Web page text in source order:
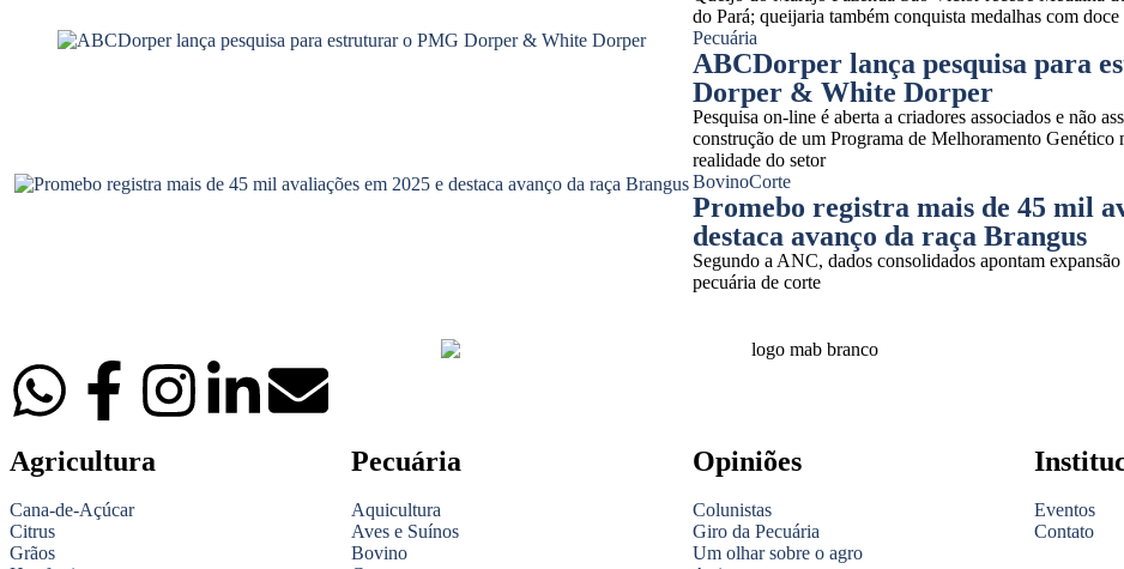
do Pará; queijaria também conquista medalhas com
Pecuária
ABCDorper lança pesquisa para
Dorper & White Dorper
Pesquisa on-line é aberta a criadores associados e não
construção de um Programa de Melhoramento Genético
realidade do setor
BovinoCorte
Promebo registra mais de 45 mil
destaca avanço da raça Brangus
Segundo a ANC, dados consolidados apontam
pecuária de corte
Agricultura
Cana-de-Açúcar
Citrus
Grãos
Pecuária
Aquicultura
Aves e Suínos
Bovino
Opiniões
Colunistas
Giro da Pecuária
Um olhar sobre o agro
Eventos
Contato